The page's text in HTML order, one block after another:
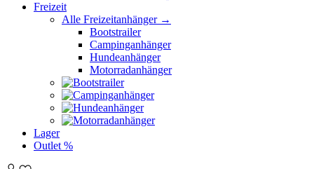
Freizeit
Alle Freizeitanhänger →
Bootstrailer
Campinganhänger
Hundeanhänger
Motorradanhänger
Lager
Outlet %